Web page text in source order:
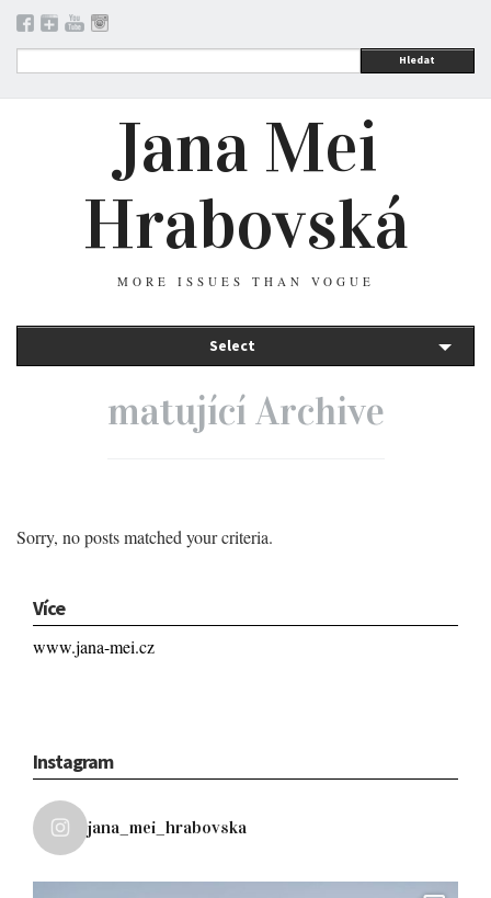
Hledat
Jana Mei
Hrabovská
MORE ISSUES THAN VOGUE
Select
matující Archive
Sorry, no posts matched your criteria.
Více
www.jana-mei.cz
Instagram
jana_mei_hrabovska